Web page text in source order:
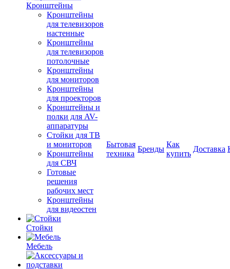
Кронштейны
Кронштейны
для телевизоров
настенные
Кронштейны
для телевизоров
потолочные
Кронштейны
для мониторов
Кронштейны
для проекторов
Кронштейны и
полки для AV-
аппаратуры
Стойки для ТВ
и мониторов
Кронштейны
для СВЧ
Готовые
решения
рабочих мест
Кронштейны
для видеостен
Стойки
Мебель
Бытовая
техника
Бренды
Как
купить
Доставка